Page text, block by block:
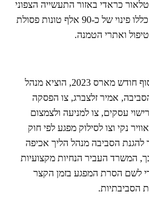
כראדי באזור התעשייה הצפוני
באשדוד. הפעולות המשותפות כללו פינוי של כ-90 אלף טונות פסולת
ואתרי הטמנה.
בשל השרפה שפרצה באתר בסוף חודש מארס 2023, הוציא מנהל
אמיר זלצברג, צו הפסקה
עסקים, צו למניעה ולצמצום
לפי סעיף 45 בחוק אוויר נקי וצו לסילוק מפגע לפי חוק
הסביבה מנהל הליך אכיפה
המשרד העביר הנחיות מקצועיות
לשם הסרת המפגע בזמן הקצר
הסביבתיות.